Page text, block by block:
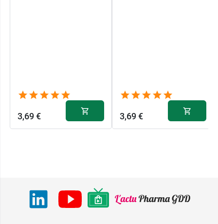
3,69 € 3,69 €